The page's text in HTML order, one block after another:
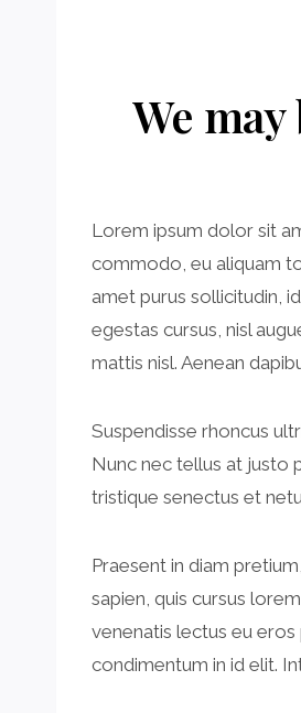
We
Lorem ipsum dolor sit
commodo, eu aliquam
amet purus sollicitudin,
egestas cursus, nisl
mattis nisl. Aenean
Suspendisse rhoncus
Nunc nec tellus at justo
tristique senectus et
Praesent in diam
sapien, quis cursus
venenatis lectus eu
condimentum in id elit.